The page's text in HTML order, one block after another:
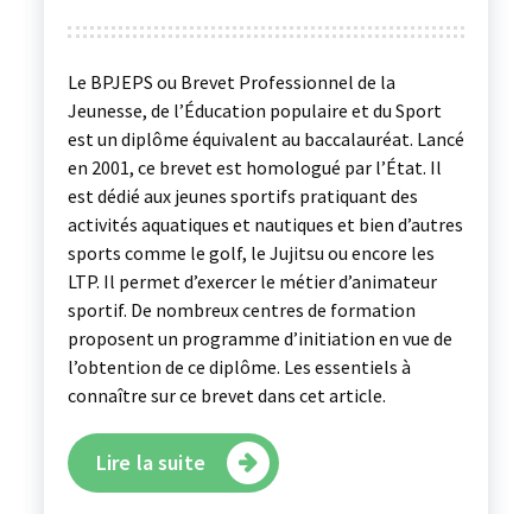
Le BPJEPS ou Brevet Professionnel de la
Jeunesse, de l’Éducation populaire et du Sport
est un diplôme équivalent au baccalauréat. Lancé
en 2001, ce brevet est homologué par l’État. Il
est dédié aux jeunes sportifs pratiquant des
activités aquatiques et nautiques et bien d’autres
sports comme le golf, le Jujitsu ou encore les
LTP. Il permet d’exercer le métier d’animateur
sportif. De nombreux centres de formation
proposent un programme d’initiation en vue de
l’obtention de ce diplôme. Les essentiels à
connaître sur ce brevet dans cet article.
Lire la suite